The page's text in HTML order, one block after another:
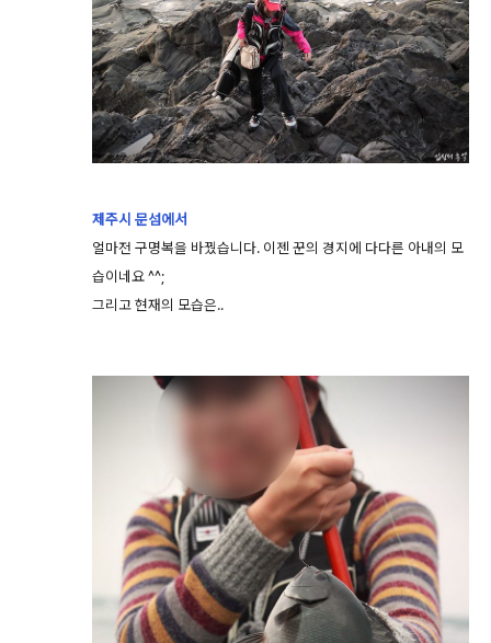
제주시 문섬에서
얼마전 구명복을 바꿨습니다. 이젠 꾼의 경지에 다다른 아내의 모
습이네요 ^^;
그리고 현재의 모습은..